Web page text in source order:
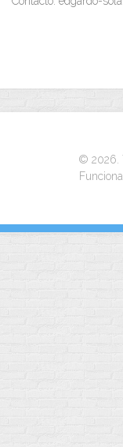
© 2026.